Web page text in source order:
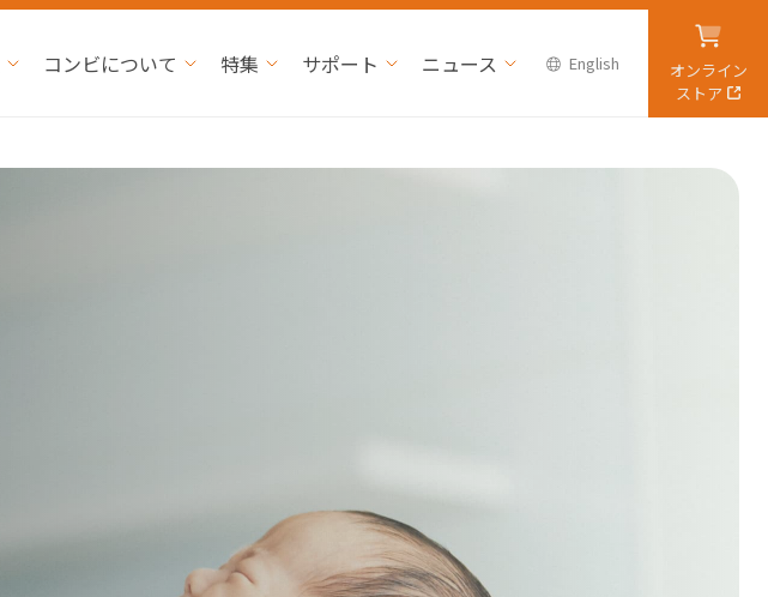
コンビについて 特集 サポート ニュース English
オンライン
ストア